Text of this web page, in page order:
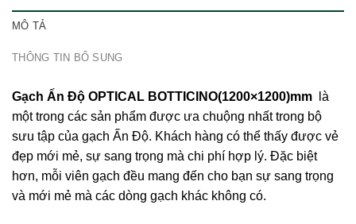
MÔ TẢ
THÔNG TIN BỔ SUNG
Gạch Ấn Độ OPTICAL BOTTICINO(1200×1200)mm
là
một trong các sản phẩm được ưa chuộng nhất trong bộ
sưu tập của gạch Ấn Độ. Khách hàng có thể thấy được vẻ
đẹp mới mẻ, sự sang trọng mà chi phí hợp lý. Đặc biệt
hơn, mỗi viên gạch đều mang đến cho bạn sự sang trọng
và mới mẻ mà các dòng gạch khác không có.